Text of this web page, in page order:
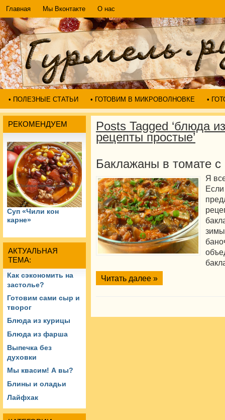
Главная Мы Вконтакте О нас
• ПОЛЕЗНЫЕ СТАТЬИ • ГОТОВИМ В МИКРОВОЛНОВКЕ •
РЕКОМЕНДУЕМ
Суп «Чили кон
карне»
АКТУАЛЬНАЯ
ТЕМА:
Как сэкономить на
застолье?
Готовим сами сыр и
творог
Блюда из курицы
Блюда из фарша
Выпечка без
духовки
Мы квасим! А вы?
Блины и оладьи
Лайфхак
Posts Tagged ‘блюда
рецепты простые’
Баклажаны в томате
Я
Читать далее »